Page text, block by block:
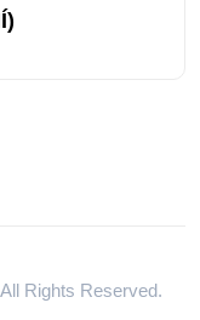
Rights Reserved.